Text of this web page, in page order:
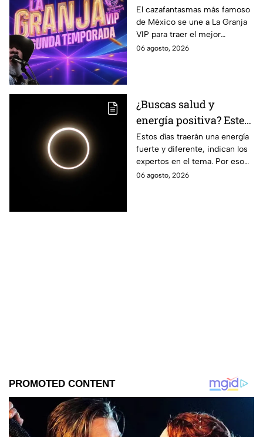
fuertes que ha tenido
Carlos Trejo, el primer
granjero de La Granja
VIP Segunda
El cazafantasmas más famoso
de México se une a La Granja
VIP para traer el mejor
contenido, pero antes de
06 agosto, 2026
¿Buscas salud y
energía positiva? Este
es el ritual que te
ayudará en el eclipse
solar
Estos días traerán una energía
fuerte y diferente, indican los
expertos en el tema. Por eso
se te anima a atraer salud con
06 agosto, 2026